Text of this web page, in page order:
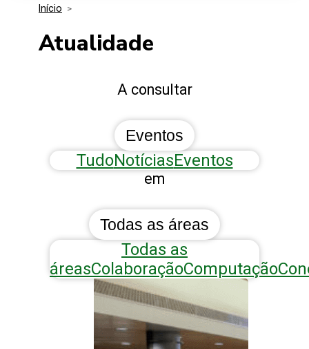
Media Kit
Eventos
Início >
Atualidade
A consultar
Eventos
TudoNotíciasEventos
em
Todas as áreas
Todas as
áreasColaboraçãoComputação